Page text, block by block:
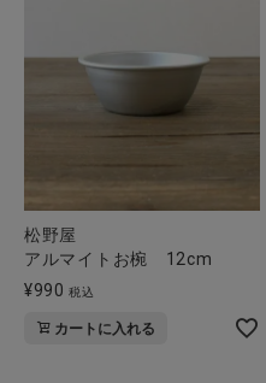
松野屋
アルマイトお椀 12cm
¥990 税込
カートに入れる